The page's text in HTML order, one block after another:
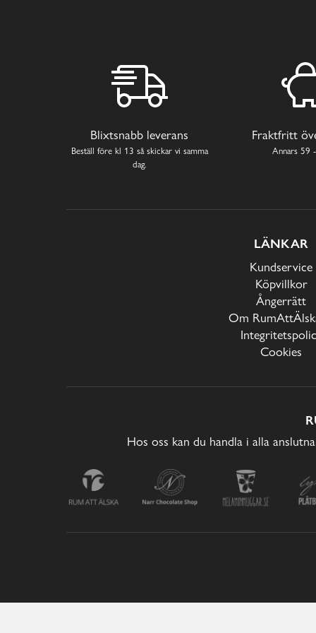
Blixtsnabb leverans
Beställ före kl 13 så skickar vi samma
dag.
Fraktfritt
Annars 59
LÄNKAR
Kundservice
Köpvillkor
Ångerrätt
Om
Cookies
Hos oss kan du handla i alla